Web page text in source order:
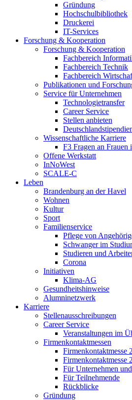
Gründung
Hochschulbibliothek
Druckerei
IT-Services
Forschung & Kooperation
Forschung & Kooperation
Fachbereich
Fachbereich Technik
Fachbereich
Publikationen und
Service für Unternehmen
Technologietransfer
Career Service
Stellen anbieten
Wissenschaftliche Karriere
F3 Fragen an Frauen
Offene Werkstatt
InNoWest
SCALE-C
Leben
Brandenburg an der Havel
Wohnen
Kultur
Sport
Familienservice
Pflege von
Schwanger im
Studieren und
Corona
Initiativen
Klima-AG
Gesundheitshinweise
Alumninetzwerk
Karriere
Stellenausschreibungen
Career Service
Veranstaltungen im
Firmenkontaktmessen
Firmenkontaktmesse
Firmenkontaktmesse
Für Unternehmen
Für Teilnehmende
Rückblicke
Gründung